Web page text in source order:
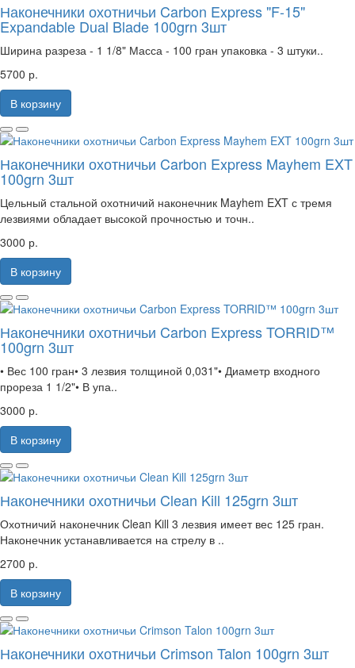
Наконечники охотничьи Carbon Express "F-15"
Expandable Dual Blade 100grn 3шт
Ширина разреза - 1 1/8" Масса - 100 гран упаковка - 3 штуки..
5700 р.
В корзину
Наконечники охотничьи Carbon Express Mayhem EXT
100grn 3шт
Цельный стальной охотничий наконечник Mayhem EXT с тремя
лезвиями обладает высокой прочностью и точн..
3000 р.
В корзину
Наконечники охотничьи Carbon Express TORRID™
100grn 3шт
• Вес 100 гран• 3 лезвия толщиной 0,031"• Диаметр входного
прореза 1 1/2"• В упа..
3000 р.
В корзину
Наконечники охотничьи Clean Kill 125grn 3шт
Охотничий наконечник Clean Kill 3 лезвия имеет вес 125 гран.
Наконечник устанавливается на стрелу в ..
2700 р.
В корзину
Наконечники охотничьи Crimson Talon 100grn 3шт